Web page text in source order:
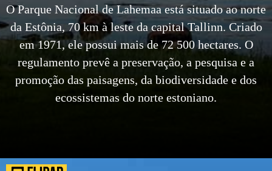
O Parque Nacional de Lahemaa está situado ao norte
da Estônia, 70 km à leste da capital Tallinn. Criado
em 1971, ele possui mais de 72 500 hectares. O
regulamento prevê a preservação, a pesquisa e a
promoção das paisagens, da biodiversidade e dos
ecossistemas do norte estoniano.